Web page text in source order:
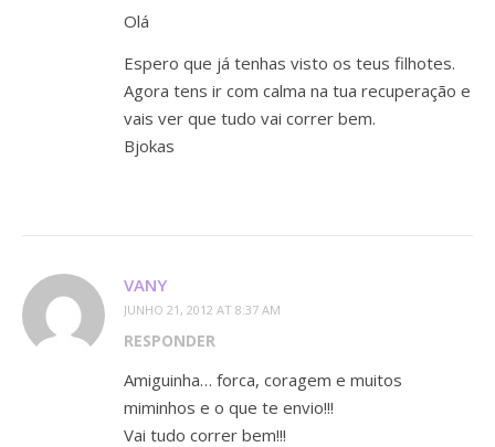
Olá
Espero que já tenhas visto os teus filhotes.
Agora tens ir com calma na tua recuperação e
vais ver que tudo vai correr bem.
Bjokas
VANY
JUNHO 21, 2012 AT 8:37 AM
RESPONDER
Amiguinha… forca, coragem e muitos
miminhos e o que te envio!!!
Vai tudo correr bem!!!